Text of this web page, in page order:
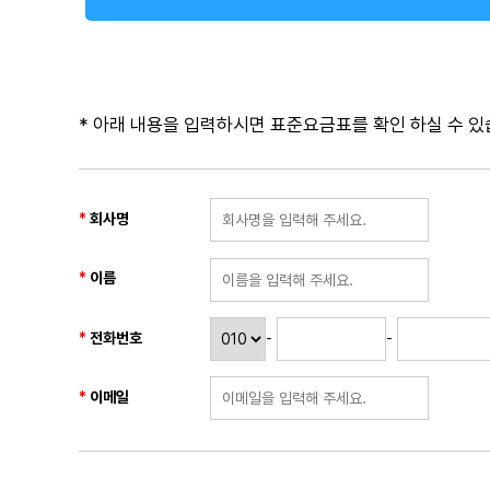
* 아래 내용을 입력하시면 표준요금표를 확인 하실 수 있
회사명
이름
전화번호 - -
이메일